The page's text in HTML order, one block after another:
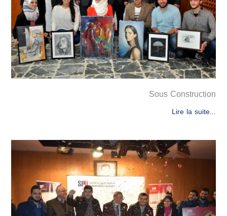
Sous Construction
Lire la suite...